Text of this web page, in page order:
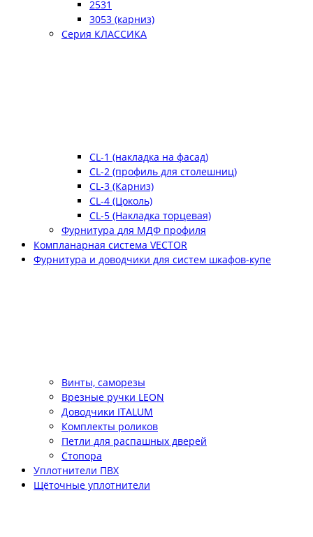
2531
3053 (карниз)
Серия КЛАССИКА
CL-1 (накладка на фасад)
CL-2 (профиль для столешниц)
CL-3 (Карниз)
CL-4 (Цоколь)
CL-5 (Накладка торцевая)
Фурнитура для МДФ профиля
Компланарная система VECTOR
Фурнитура и доводчики для систем шкафов-купе
Винты, саморезы
Врезные ручки LEON
Доводчики ITALUM
Комплекты роликов
Петли для распашных дверей
Стопора
Уплотнители ПВХ
Щёточные уплотнители